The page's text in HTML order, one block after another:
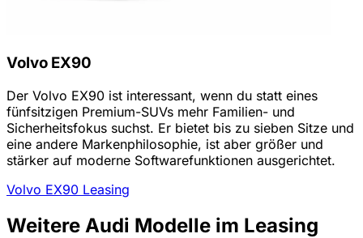
Volvo EX90
Der Volvo EX90 ist interessant, wenn du statt eines
fünfsitzigen Premium-SUVs mehr Familien- und
Sicherheitsfokus suchst. Er bietet bis zu sieben Sitze und
eine andere Markenphilosophie, ist aber größer und
stärker auf moderne Softwarefunktionen ausgerichtet.
Volvo EX90 Leasing
Weitere Audi Modelle im Leasing